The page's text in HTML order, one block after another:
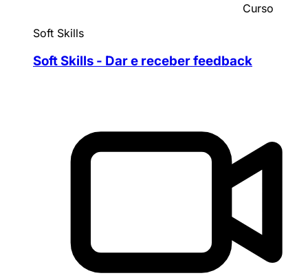
Curso
Soft Skills
Soft Skills - Dar e receber feedback